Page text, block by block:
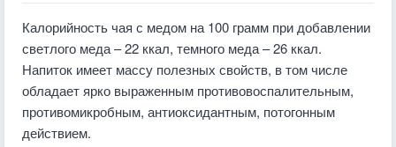
Калорийность чая с медом на 100 грамм при добавлении
светлого меда – 22 ккал, темного меда – 26 ккал.
Напиток имеет массу полезных свойств, в том числе
обладает ярко выраженным противовоспалительным,
противомикробным, антиоксидантным, потогонным
действием.